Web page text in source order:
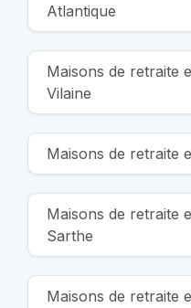
Atlantique
Maisons de retraite
Vilaine
Maisons de retraite
Maisons de retraite
Sarthe
Maisons de retraite